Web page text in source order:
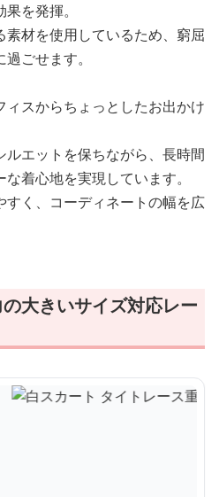
を発揮。
材を使用しているため、窮屈
ごせます。
スからちょっとしたお出かけ
エットを保ちながら、長時間
着心地を実現しています。
く、コーディネートの幅を広
大きいサイズ対応レー